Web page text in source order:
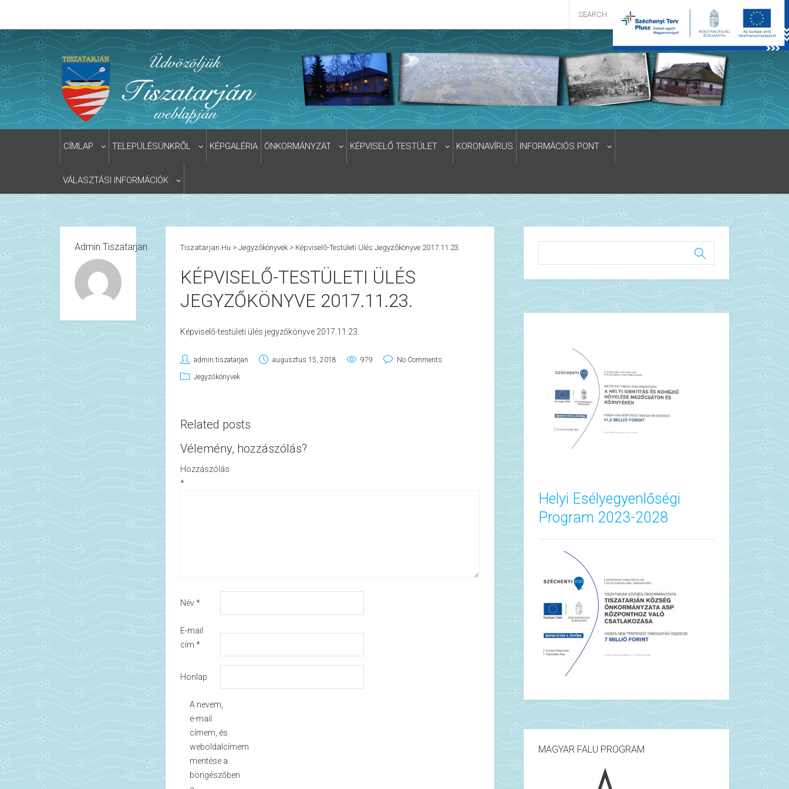
CÍMLAP TELEPÜLÉSÜNKRŐL KÉPGALÉRIA ÖNKORMÁNYZAT KÉPVISELŐ TESTÜLET KORONAVÍRUS INFORMÁCIÓS PONT
VÁLASZTÁSI INFORMÁCIÓK
Admin.tiszatarjan Tiszatarjan.hu > Jegyzőkönyvek> Képviselő-Testületi Ülés Jegyzőkönyve 2017.11.23.
KÉPVISELŐ-TESTÜLETI ÜLÉS
JEGYZŐKÖNYVE 2017.11.23.
Képviselő-testületi ülés jegyzőkönyve 2017.11.23.
admin.tiszatarjan augusztus 15, 2018 979 No Comments
Jegyzőkönyvek
Related posts
Vélemény, hozzászólás?
Hozzászólás
*
Név*
E-mail
cím *
Honlap
A nevem,
e-mail
címem, és
weboldalcímem
mentése a
böngészőben
Helyi Esélyegyenlőségi
Program 2023-2028
MAGYAR FALU PROGRAM